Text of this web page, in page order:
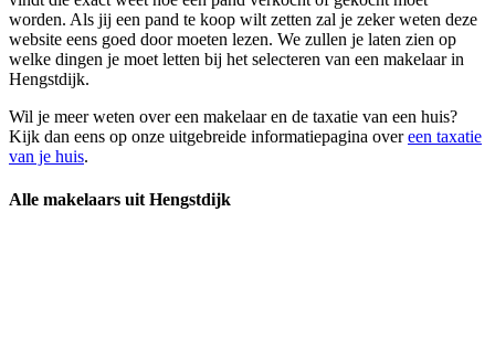
worden. Als jij een pand te koop wilt zetten zal je zeker weten deze
website eens goed door moeten lezen. We zullen je laten zien op
welke dingen je moet letten bij het selecteren van een makelaar in
Hengstdijk.
Wil je meer weten over een makelaar en de taxatie van een huis?
Kijk dan eens op onze uitgebreide informatiepagina overeen taxatie
van je huis.
Alle makelaars uit Hengstdijk